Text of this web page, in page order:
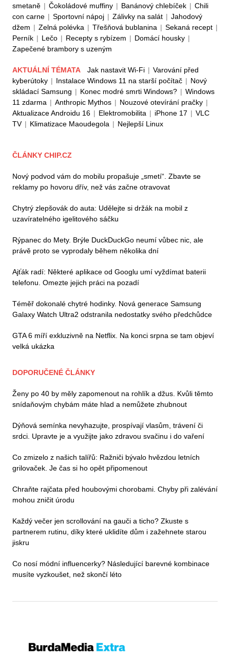
smetaně | Čokoládové muffiny | Banánový chlebíček | Chili
con carne | Sportovní nápoj | Zálivky na salát | Jahodový
džem | Zelná polévka | Třešňová bublanina | Sekaná recept |
Perník | Lečo | Recepty s rybízem | Domácí housky |
Zapečené brambory s uzeným
AKTUÁLNÍ TÉMATA Jak nastavit Wi-Fi | Varování před
kyberútoky | Instalace Windows 11 na starší počítač | Nový
skládací Samsung | Konec modré smrti Windows? | Windows
11 zdarma | Anthropic Mythos | Nouzové otevírání pračky |
Aktualizace Androidu 16 | Elektromobilita | iPhone 17 | VLC
TV | Klimatizace Maoudegola | Nejlepší Linux
ČLÁNKY CHIP.CZ
Nový podvod vám do mobilu propašuje „smetí“. Zbavte se
reklamy po hovoru dřív, než vás začne otravovat
Chytrý zlepšovák do auta: Udělejte si držák na mobil z
uzavíratelného igelitového sáčku
Rýpanec do Mety. Brýle DuckDuckGo neumí vůbec nic, ale
právě proto se vyprodaly během několika dní
Ajťák radí: Některé aplikace od Googlu umí vyždímat baterii
telefonu. Omezte jejich práci na pozadí
Téměř dokonalé chytré hodinky. Nová generace Samsung
Galaxy Watch Ultra2 odstranila nedostatky svého předchůdce
GTA 6 míří exkluzivně na Netflix. Na konci srpna se tam objeví
velká ukázka
DOPORUČENÉ ČLÁNKY
Ženy po 40 by měly zapomenout na rohlík a džus. Kvůli těmto
snídaňovým chybám máte hlad a nemůžete zhubnout
Dýňová semínka nevyhazujte, prospívají vlasům, trávení či
srdci. Upravte je a využijte jako zdravou svačinu i do vaření
Co zmizelo z našich talířů: Ražniči bývalo hvězdou letních
grilovaček. Je čas si ho opět připomenout
Chraňte rajčata před houbovými chorobami. Chyby při zalévání
mohou zničit úrodu
Každý večer jen scrollování na gauči a ticho? Zkuste s
partnerem rutinu, díky které uklidíte dům i zažehnete starou
jiskru
Co nosí módní influencerky? Následující barevné kombinace
musíte vyzkoušet, než skončí léto